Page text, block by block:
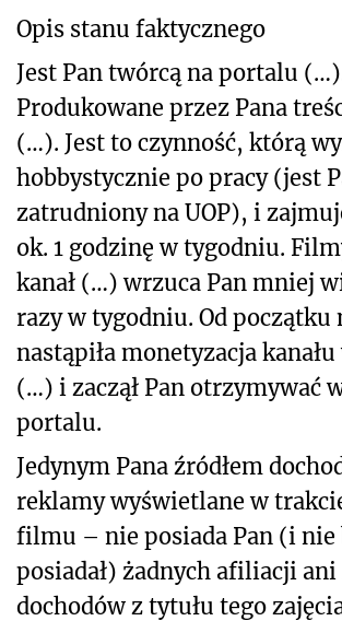
Opis stanu faktycznego
Jest Pan twórcą na portalu
Produkowane przez Pana
(…). Jest to czynność, którą
hobbystycznie po pracy (jest
zatrudniony na UOP), i
ok. 1 godzinę w tygodniu.
kanał (…) wrzuca Pan mniej
razy w tygodniu. Od początku
nastąpiła monetyzacja
(…) i zaczął Pan otrzymywać
portalu.
Jedynym Pana źródłem
reklamy wyświetlane w
filmu – nie posiada Pan (i nie
posiadał) żadnych afiliacji
dochodów z tytułu tego